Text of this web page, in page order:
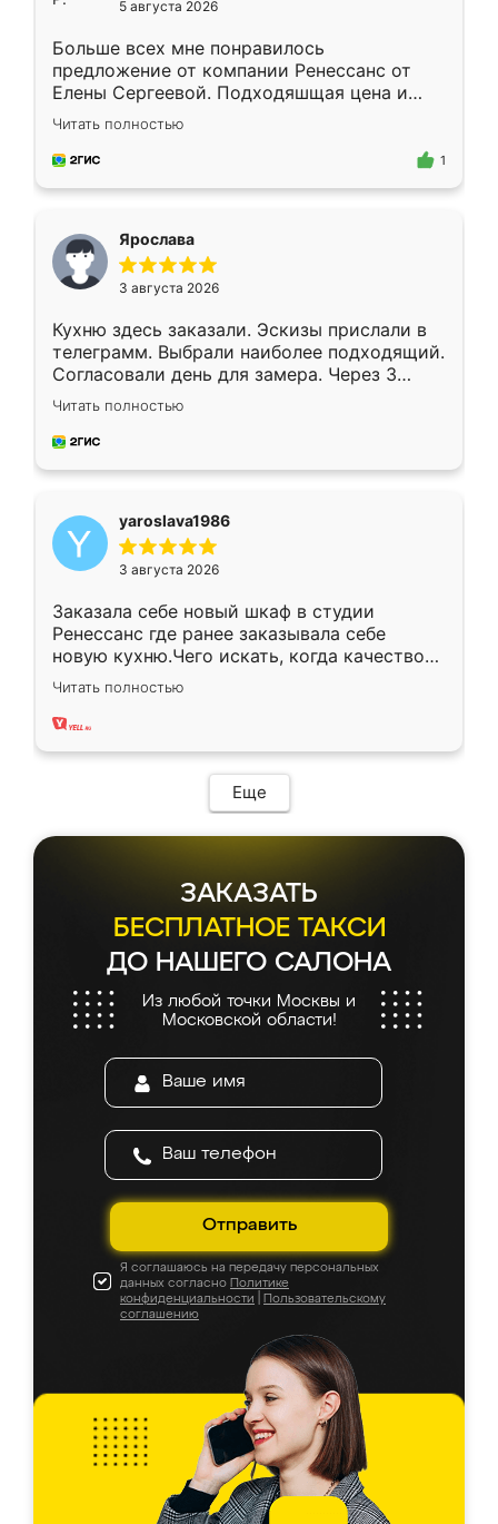
5 августа 2026
Больше всех мне понравилось
предложение от компании Ренессанс от
Елены Сергеевой. Подходяшщая цена и
короткие сроки изготовления. Приехавший
для замера сотрудник Владислав
предложил по моему эскизу самый
Читать полностью
1
Ярослава
3 августа 2026
Кухню здесь заказали. Эскизы прислали в
телеграмм. Выбрали наиболее подходящий.
Согласовали день для замера. Через 3
недели кухня была уже готова. Остались
довольны работой. Спасибо Ренессанс
мебель за качественную работу!
Читать полностью
yaroslava1986
3 августа 2026
Заказала себе новый шкаф в студии
Ренессанс где ранее заказывала себе
новую кухню.Чего искать, когда качеством
вполне довольна. Служит кухня уже почти
два года, нареканий нет.
Читать полностью
Еще
ЗАКАЗАТЬ
БЕСПЛАТНОЕ ТАКСИ
ДО НАШЕГО САЛОНА
Из любой точки Москвы и
Московской области!
Отправить
Я соглашаюсь на передачу персональных
данных согласно Политике
конфиденциальности
Пользовательскому
соглашению